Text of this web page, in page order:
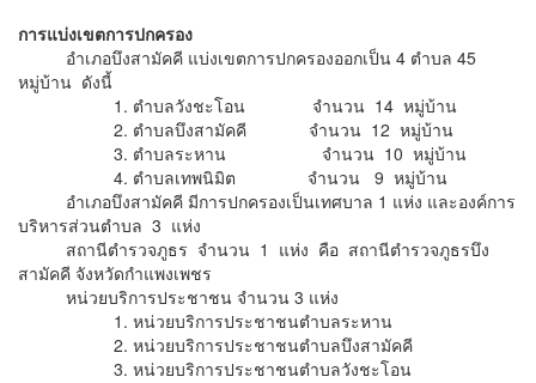
การแบ่งเขตการปกครอง
อำเภอบึงสามัคคี แบ่งเขตการปกครองออกเป็น 4 ตำบล 45
หมู่บ้าน ดังนี้
1. ตำบลวังชะโอน จำนวน 14 หมู่บ้าน
2. ตำบลบึงสามัคคี จำนวน 12 หมู่บ้าน
3. ตำบลระหาน จำนวน 10 หมู่บ้าน
4. ตำบลเทพนิมิต จำนวน 9 หมู่บ้าน
อำเภอบึงสามัคคี มีการปกครองเป็นเทศบาล 1 แห่ง และองค์การ
บริหารส่วนตำบล 3 แห่ง
สถานีตำรวจภูธร จำนวน 1 แห่ง คือ สถานีตำรวจภูธรบึง
สามัคคี จังหวัดกำแพงเพชร
หน่วยบริการประชาชน จำนวน 3 แห่ง
1. หน่วยบริการประชาชนตำบลระหาน
2. หน่วยบริการประชาชนตำบลบึงสามัคคี
3. หน่วยบริการประชาชนตำบลวังชะโอน